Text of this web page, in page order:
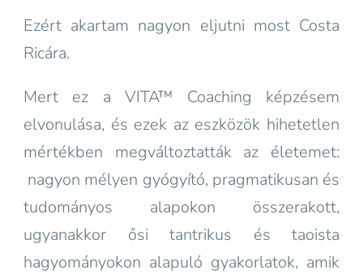
Ezért akartam nagyon eljutni most Costa
Ricára.
Mert ez a VITA™ Coaching képzésem
elvonulása, és ezek az eszközök hihetetlen
mértékben megváltoztatták az életemet:
nagyon mélyen gyógyító, pragmatikusan és
tudományos alapokon összerakott,
ugyanakkor ősi tantrikus és taoista
hagyományokon alapuló gyakorlatok, amik